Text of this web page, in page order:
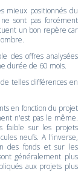
mieux positionnés du
sont pas forcément
un bon repère car
des offres analysées
durée de 60 mois.
telles différences en
en fonction du projet
n'est pas le même.
faible sur les projets
neufs. A l'inverse,
des fonds et sur les
généralement plus
aux projets plus